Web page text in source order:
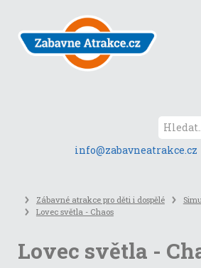
obsah
stránky
info@zabavneatrakce.cz
Zábavné atrakce pro děti i dospělé
Lovec světla - Chaos
Lovec světla -